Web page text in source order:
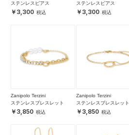
ステンレスピアス
3,300
ステンレスピアス
3,300
Zanipolo Terzini
ステンレスブレスレット
3,850
Zanipolo Terzini
ステンレスブレスレット
3,850